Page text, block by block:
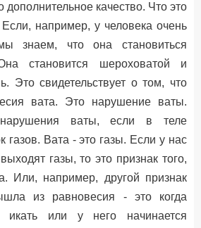
дополнительное качество. Что это
например, у человека очень
знаем, что она становиться
становится шероховатой и
Это свидетельствует о том, что
вата. Это нарушение ваты.
ваты, если в теле
газов. Вата - это газы. Если у нас
газы, то это признак того,
Или, например, другой признак
из равновесия - это когда
икать или у него начинается